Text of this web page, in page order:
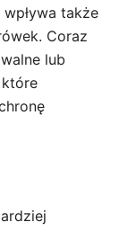
także
Coraz
lub